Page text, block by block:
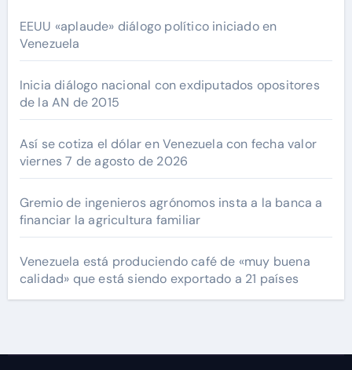
EEUU «aplaude» diálogo político iniciado en
Venezuela
Inicia diálogo nacional con exdiputados opositores
de la AN de 2015
Así se cotiza el dólar en Venezuela con fecha valor
viernes 7 de agosto de 2026
Gremio de ingenieros agrónomos insta a la banca a
financiar la agricultura familiar
Venezuela está produciendo café de «muy buena
calidad» que está siendo exportado a 21 países